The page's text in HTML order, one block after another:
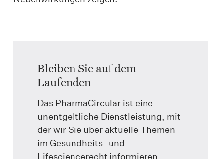
Bleiben Sie auf dem
Laufenden
Das PharmaCircular ist eine
unentgeltliche Dienstleistung, mit
der wir Sie über aktuelle Themen
im Gesundheits- und
Lifesciencerecht informieren.